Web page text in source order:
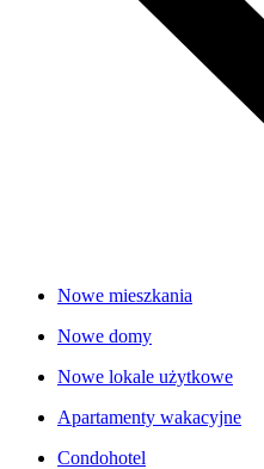
Nowe mieszkania
Nowe domy
Nowe lokale użytkowe
Apartamenty wakacyjne
Condohotel